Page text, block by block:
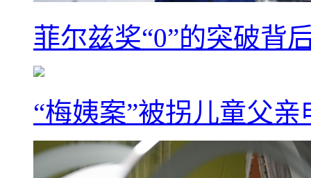
菲尔兹奖“0”的突破背
“梅姨案”被拐儿童父